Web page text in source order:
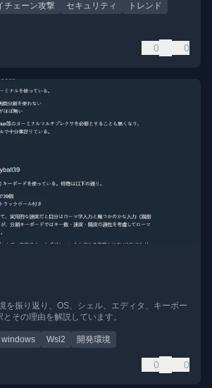
チェーン攻撃 セキュリティ
トレンド
0 0
を振り返り、OS、シェル、エディタ、キーボー
その理由を解説しています。
windows Wsl2 開発環境
0 0